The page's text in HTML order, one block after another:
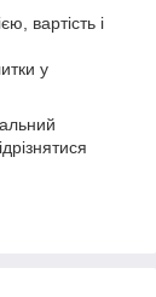
вартість і
у